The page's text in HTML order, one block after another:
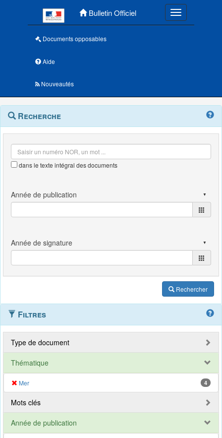
Bulletin Officiel Toggle
Documents opposables
Aide
Nouveautés
Navigation
outils
Menu
contextuel
Recherche
dans le texte intégral des documents
Rechercher
Filtres
Type de document
Thématique
Mer 4
Mots clés
Année de publication